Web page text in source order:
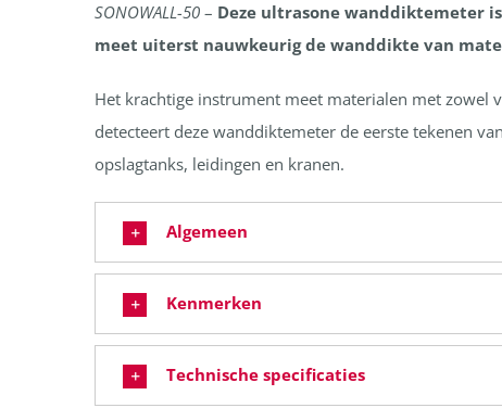
SONOWALL-50 – Deze ultrasone wanddiktemeter
meet uiterst nauwkeurig de wanddikte van
Het krachtige instrument meet materialen met zowel
detecteert deze wanddiktemeter de eerste tekenen
opslagtanks, leidingen en kranen.
Algemeen
Kenmerken
Technische specificaties